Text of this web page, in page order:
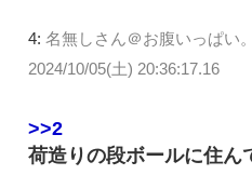
4: 名無しさん＠お腹いっぱい
2024/10/05(土) 20:36:17.16
>>2
荷造りの段ボールに住ん